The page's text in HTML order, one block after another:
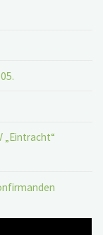
„Eintracht“